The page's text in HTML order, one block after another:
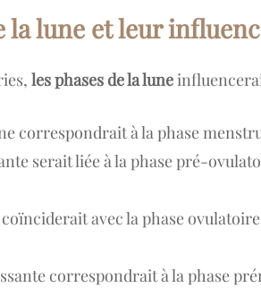
la lune et leur
les phases de la lune
correspondrait à la phase
serait liée à la phase pré-
avec la phase
correspondrait à la phase